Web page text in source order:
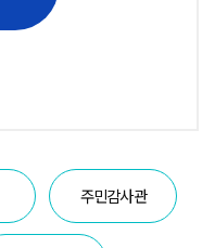
주민감사관